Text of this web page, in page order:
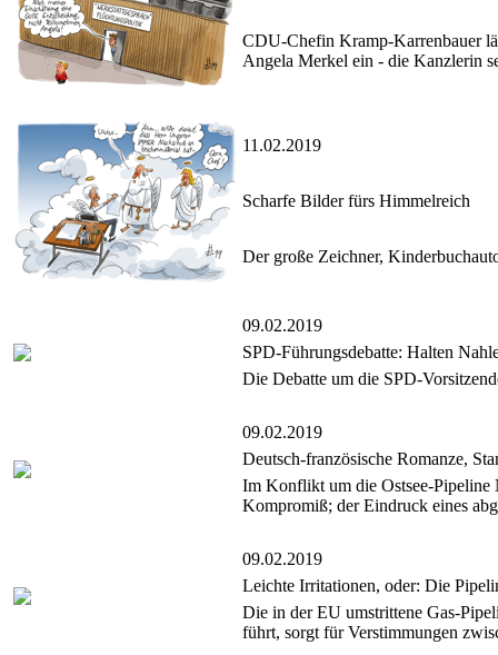
CDU-Chefin Kramp-Karrenbauer
Angela Merkel ein - die Kanzlerin
11.02.2019
Scharfe Bilder fürs Himmelreich
Der große Zeichner,
09.02.2019
SPD-Führungsdebatte: Halten
Die Debatte um die SPD-
09.02.2019
Deutsch-französische Romanze,
Im Konflikt um die Ostsee-Pipeline
Kompromiß; der Eindruck eines
09.02.2019
Leichte Irritationen, oder: Die
Die in der EU umstrittene Gas-
führt, sorgt für Verstimmungen